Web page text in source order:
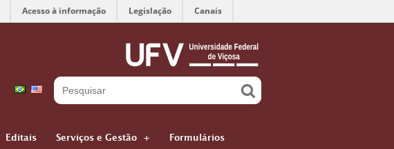
Acesso à informação Legislação Canais
Editais Serviços e Gestão Formulários